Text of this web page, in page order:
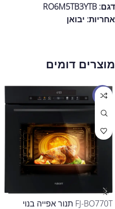
דגם: RO6M5TB3YTB
אחריות: יבואן
מוצרים דומים
מבצע
FJ-BO770T תנור אפייה בנוי